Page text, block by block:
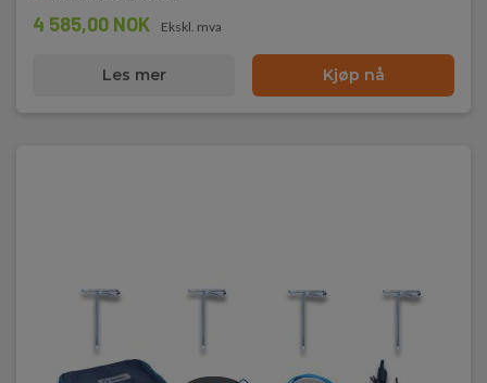
4 585,00 NOK Ekskl. mva
Les mer Kjøp nå